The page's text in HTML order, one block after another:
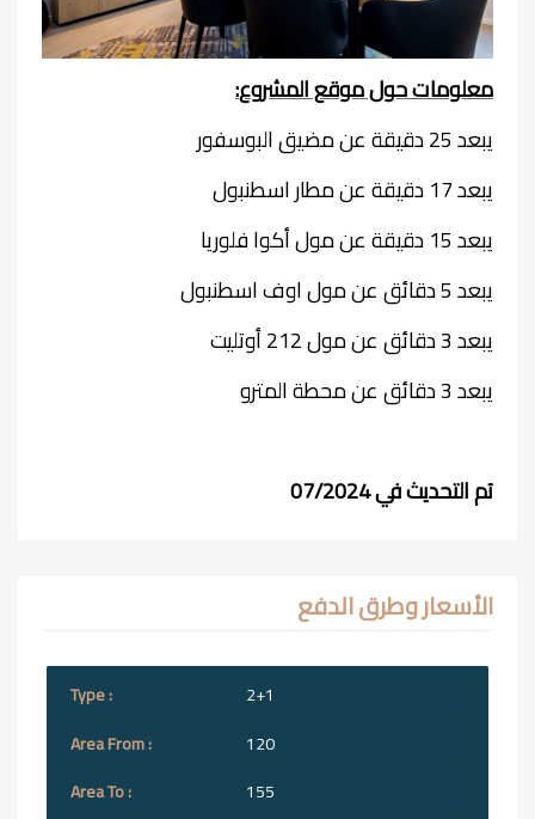
معلومات حول موقع المشروع:
يبعد 25 دقيقة عن مضيق البوسفور
يبعد 17 دقيقة عن مطار اسطنبول
يبعد 15 دقيقة عن مول أكوا فلوريا
يبعد 5 دقائق عن مول اوف اسطنبول
يبعد 3 دقائق عن مول 212 أوتليت
يبعد 3 دقائق عن محطة المترو
تم التحديث في07/2024
الأسعار وطرق الدفع
2+1
120
155